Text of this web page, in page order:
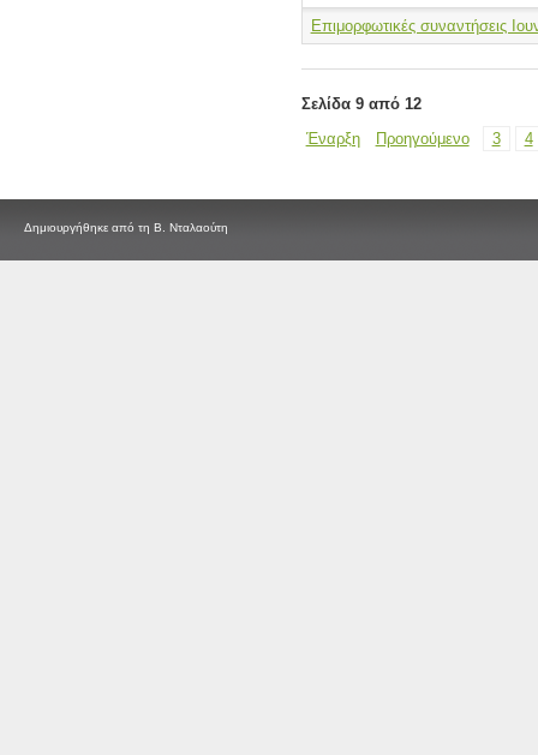
Επιμορφωτικές συναντήσεις
Σελίδα 9 από 12
Έναρξη
Προηγούμενο 3 4
Δημιουργήθηκε από τη Β. Νταλαούτη